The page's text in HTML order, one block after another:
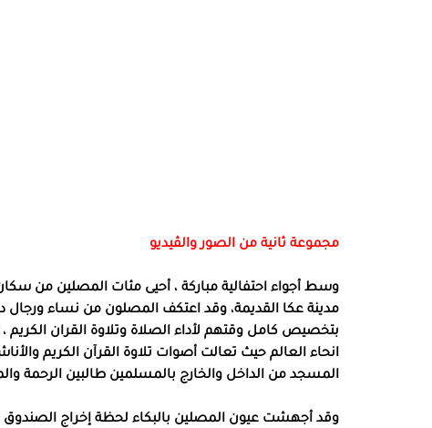
مجموعة ثانية من الصور والڤيديو
وسط أجواء احتفالية مباركة ، أحيى مئات المصلين من
مدينة عكا القديمة، وقد اعتكف المصلون من نساء ورجال
بتخصيص كامل وقتهم لأداء الصلاة وتلاوة القران
انحاء العالم حيث تعالت أصوات تلاوة القرآن الكريم
المسجد من الداخل والخارج بالمسلمين طالبين الرحمة
وقد أجهشت عيون المصلين بالبكاء لحظة إخراج